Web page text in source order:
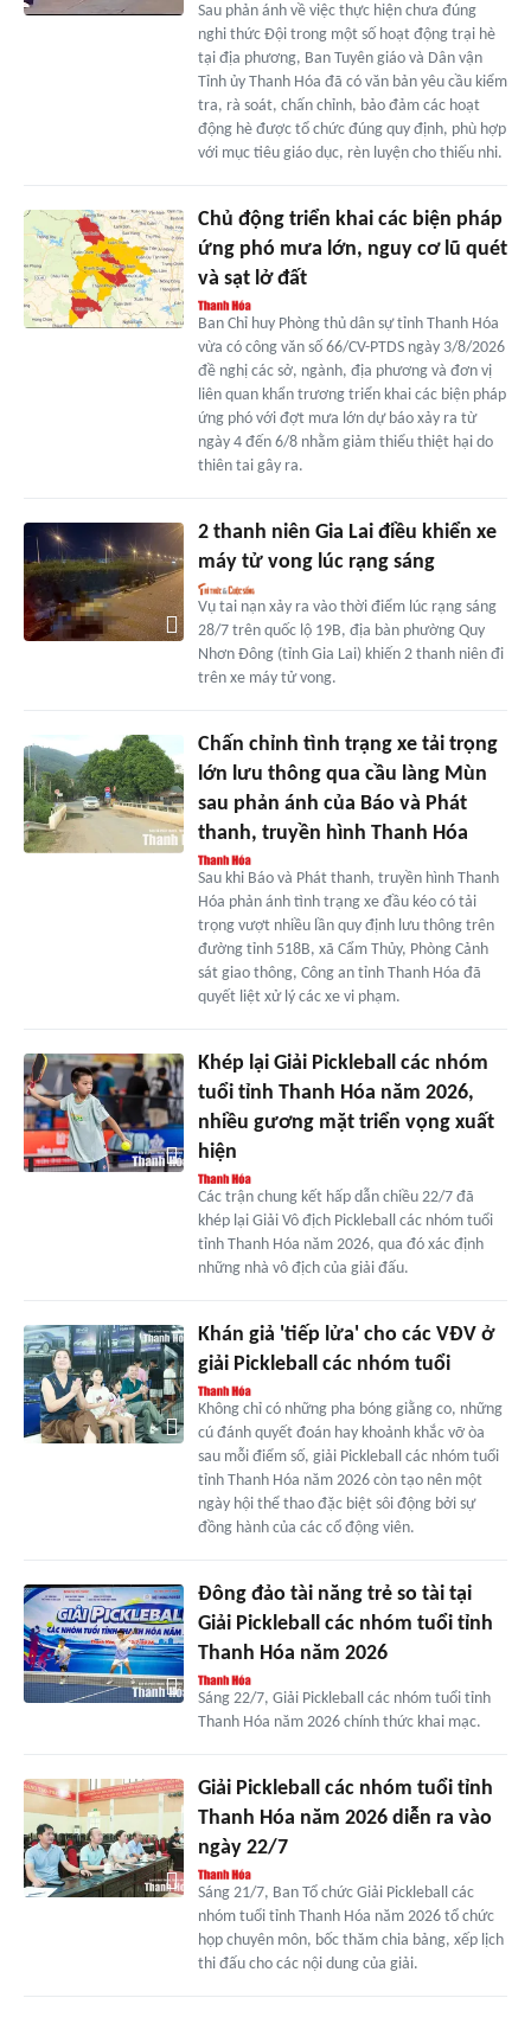
Sau phản ánh về việc thực hiện chưa đúng
nghi thức Đội trong một số hoạt động trại hè
tại địa phương, Ban Tuyên giáo và Dân vận
Tỉnh ủy Thanh Hóa đã có văn bản yêu cầu kiểm
tra, rà soát, chấn chỉnh, bảo đảm các hoạt
động hè được tổ chức đúng quy định, phù hợp
với mục tiêu giáo dục, rèn luyện cho thiếu nhi.
Chủ động triển khai các biện pháp
ứng phó mưa lớn, nguy cơ lũ quét
và sạt lở đất
Ban Chỉ huy Phòng thủ dân sự tỉnh Thanh Hóa
vừa có công văn số 66/CV-PTDS ngày 3/8/2026
đề nghị các sở, ngành, địa phương và đơn vị
liên quan khẩn trương triển khai các biện pháp
ứng phó với đợt mưa lớn dự báo xảy ra từ
ngày 4 đến 6/8 nhằm giảm thiểu thiệt hại do
thiên tai gây ra.
2 thanh niên Gia Lai điều khiển xe
máy tử vong lúc rạng sáng
Vụ tai nạn xảy ra vào thời điểm lúc rạng sáng
28/7 trên quốc lộ 19B, địa bàn phường Quy
Nhơn Đông (tỉnh Gia Lai) khiến 2 thanh niên đi
trên xe máy tử vong.
Chấn chỉnh tình trạng xe tải trọng
lớn lưu thông qua cầu làng Mùn
sau phản ánh của Báo và Phát
thanh, truyền hình Thanh Hóa
Sau khi Báo và Phát thanh, truyền hình Thanh
Hóa phản ánh tình trạng xe đầu kéo có tải
trọng vượt nhiều lần quy định lưu thông trên
đường tỉnh 518B, xã Cẩm Thủy, Phòng Cảnh
sát giao thông, Công an tỉnh Thanh Hóa đã
quyết liệt xử lý các xe vi phạm.
Khép lại Giải Pickleball các nhóm
tuổi tỉnh Thanh Hóa năm 2026,
nhiều gương mặt triển vọng xuất
hiện
Các trận chung kết hấp dẫn chiều 22/7 đã
khép lại Giải Vô địch Pickleball các nhóm tuổi
tỉnh Thanh Hóa năm 2026, qua đó xác định
những nhà vô địch của giải đấu.
Khán giả 'tiếp lửa' cho các VĐV ở
giải Pickleball các nhóm tuổi
Không chỉ có những pha bóng giằng co, những
cú đánh quyết đoán hay khoảnh khắc vỡ òa
sau mỗi điểm số, giải Pickleball các nhóm tuổi
tỉnh Thanh Hóa năm 2026 còn tạo nên một
ngày hội thể thao đặc biệt sôi động bởi sự
đồng hành của các cổ động viên.
Đông đảo tài năng trẻ so tài tại
Giải Pickleball các nhóm tuổi tỉnh
Thanh Hóa năm 2026
Sáng 22/7, Giải Pickleball các nhóm tuổi tỉnh
Thanh Hóa năm 2026 chính thức khai mạc.
Giải Pickleball các nhóm tuổi tỉnh
Thanh Hóa năm 2026 diễn ra vào
ngày 22/7
Sáng 21/7, Ban Tổ chức Giải Pickleball các
nhóm tuổi tỉnh Thanh Hóa năm 2026 tổ chức
họp chuyên môn, bốc thăm chia bảng, xếp lịch
thi đấu cho các nội dung của giải.